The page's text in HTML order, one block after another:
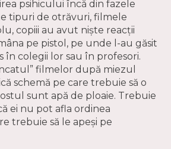
psihicului încă din fazele
tipuri de otrăvuri, filmele
copiii au avut nişte reacţii
pe pistol, pe unde l-au găsit
în colegii lor sau în profesori.
filmelor după miezul
schemă pe care trebuie să o
sunt apă de ploaie. Trebuie
ei nu pot afla ordinea
trebuie să le apeşi pe